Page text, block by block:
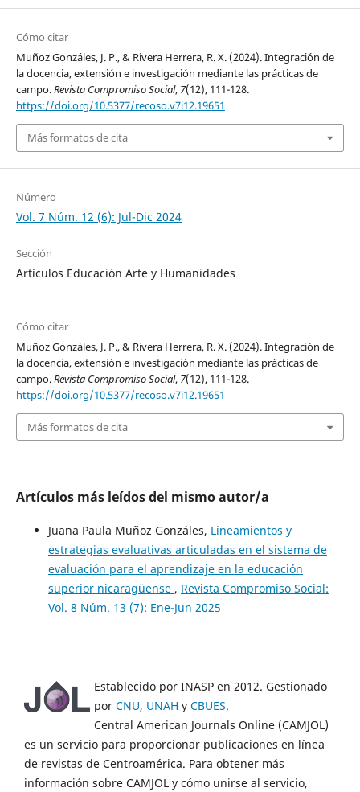
Cómo citar
Muñoz Gonzáles, J. P., & Rivera Herrera, R. X. (2024). Integración de
la docencia, extensión e investigación mediante las prácticas de
campo.Revista Compromiso Social, 7(12), 111-128.
https://doi.org/10.5377/recoso.v7i12.19651
Más formatos de cita
Número
Vol. 7 Núm. 12 (6): Jul-Dic 2024
Sección
Artículos Educación Arte y Humanidades
Cómo citar
Muñoz Gonzáles, J. P., & Rivera Herrera, R. X. (2024). Integración de
la docencia, extensión e investigación mediante las prácticas de
campo.Revista Compromiso Social, 7(12), 111-128.
https://doi.org/10.5377/recoso.v7i12.19651
Más formatos de cita
Artículos más leídos del mismo autor/a
Juana Paula Muñoz Gonzáles, Lineamientos y
estrategias evaluativas articuladas en el sistema de
evaluación para el aprendizaje en la educación
superior nicaragüense , Revista Compromiso Social:
Vol. 8 Núm. 13 (7): Ene-Jun 2025
Establecido por INASP en 2012. Gestionado
por CNU, UNAH y CBUES.
Central American Journals Online (CAMJOL)
es un servicio para proporcionar publicaciones en línea
de revistas de Centroamérica. Para obtener más
información sobre CAMJOL y cómo unirse al servicio,